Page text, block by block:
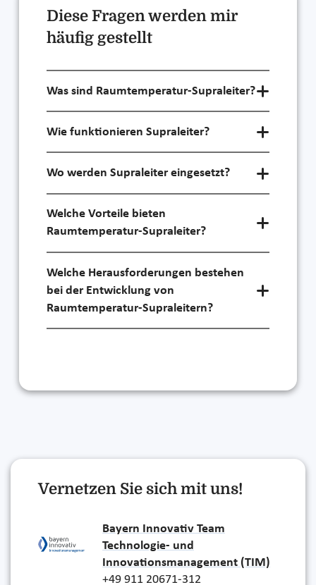
Diese Fragen werden mir
häufig gestellt
Was sind Raumtemperatur-Supraleiter?
Wie funktionieren Supraleiter?
Wo werden Supraleiter eingesetzt?
Welche Vorteile bieten
Raumtemperatur-Supraleiter?
Welche Herausforderungen bestehen
bei der Entwicklung von
Raumtemperatur-Supraleitern?
Vernetzen Sie sich mit uns!
Bayern Innovativ Team
Technologie- und
Innovationsmanagement (TIM)
+49 911 20671-312